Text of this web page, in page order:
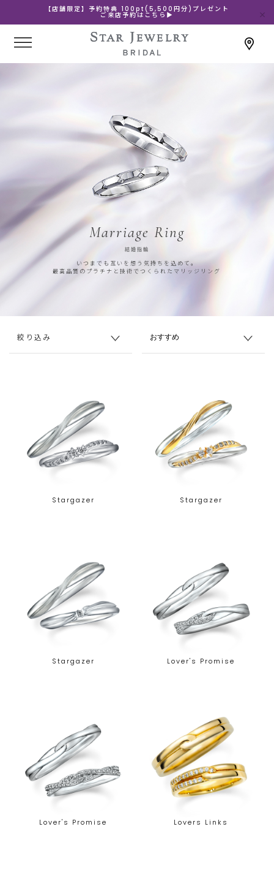
【店舗限定】予約特典 100pt(5,500円分)プレゼント
ご来店予約はこちら▶
Marriage Ring
結婚指輪
いつまでも互いを想う気持ちを込めて。
最高品質のプラチナと技術でつくられたマリッジリング
絞り込み
Stargazer Stargazer
Stargazer Lover's Promise
Lover's Promise Lovers Links